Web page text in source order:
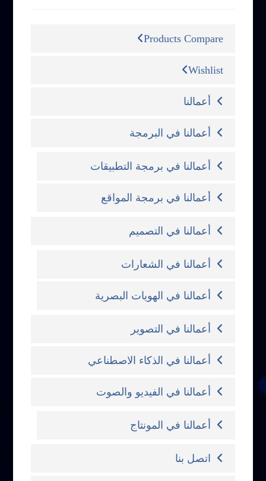
Products Compare
Wishlist
أعمالنا
أعمالنا في البرمجة
أعمالنا في برمجة التطبيقات
أعمالنا في برمجة المواقع
أعمالنا في التصميم
أعمالنا في الشعارات
أعمالنا في الهويات البصرية
أعمالنا في التصوير
أعمالنا في الذكاء الاصطناعي
أعمالنا في الفيديو والصوت
أعمالنا في المونتاج
اتصل بنا